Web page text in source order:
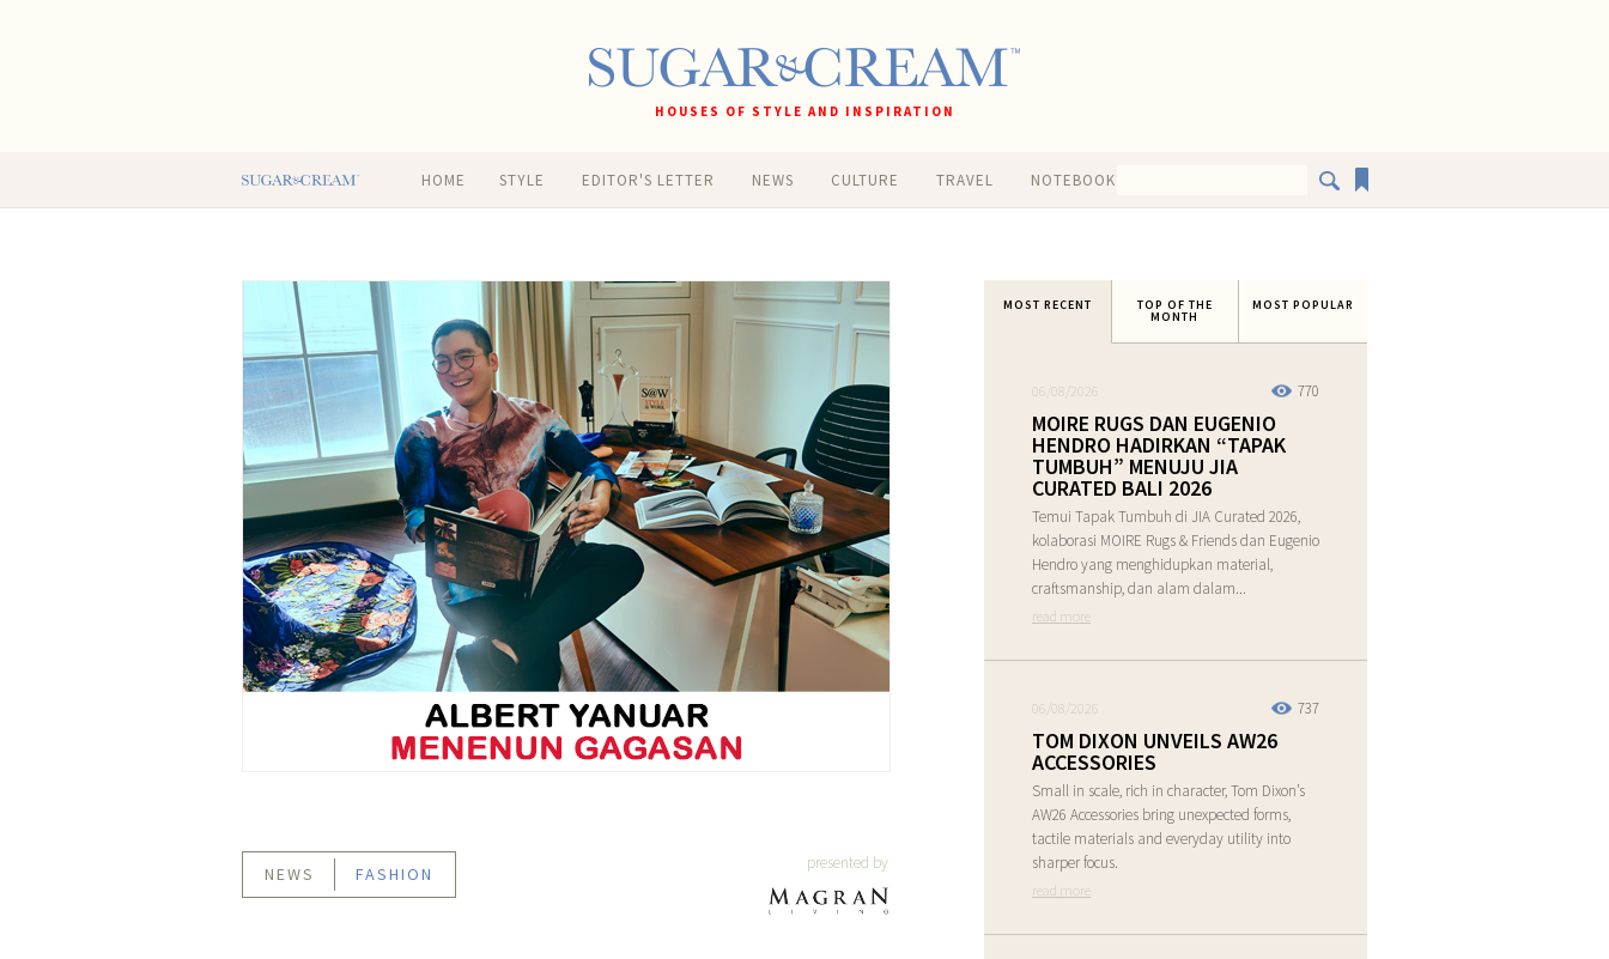
HOUSES OF STYLE AND INSPIRATION
HOME STYLE EDITOR'S LETTER NEWS CULTURE TRAVEL NOTEBOOK
NEWS FASHION
presented by
MOST RECENT TOP OF THE
MONTH
MOST POPULAR
770
06/08/2026
MOIRE RUGS DAN EUGENIO
HENDRO HADIRKAN “TAPAK
TUMBUH” MENUJU JIA
CURATED BALI 2026
Temui Tapak Tumbuh di JIA Curated 2026,
kolaborasi MOIRE Rugs & Friends dan Eugenio
Hendro yang menghidupkan material,
craftsmanship, dan alam dalam...
read more
737
06/08/2026
TOM DIXON UNVEILS AW26
ACCESSORIES
Small in scale, rich in character, Tom Dixon’s
AW26 Accessories bring unexpected forms,
tactile materials and everyday utility into
sharper focus.
read more